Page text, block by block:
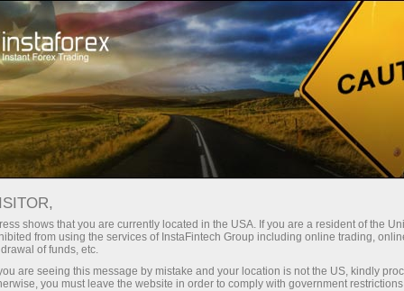
سرمایہ کاروں کے لیے پی اے ایم ایم سسٹم مو نیٹرنگ
تجارتی اکاؤنٹ کھولیں
shows that you are currently located in the USA. If you are a resident of the
from using the services of InstaFintech Group including online trading,
of funds, etc.
are seeing this message by mistake and your location is not the US, kindly
you must leave the website in order to comply with government